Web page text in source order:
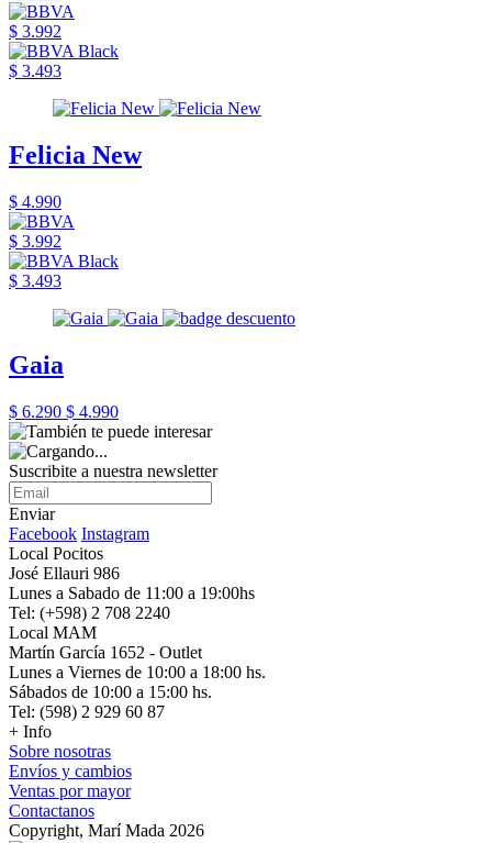
$ 3.992
$ 3.493
Felicia New
$ 4.990
$ 3.992
$ 3.493
Gaia
$ 6.290 $ 4.990
Suscribite a nuestra newsletter
Enviar
Facebook Instagram
Local Pocitos
José Ellauri 986
Lunes a Sabado de 11:00 a 19:00hs
Tel: (+598) 2 708 2240
Local MAM
Martín García 1652 - Outlet
Lunes a Viernes de 10:00 a 18:00 hs.
Sábados de 10:00 a 15:00 hs.
Tel: (598) 2 929 60 87
+ Info
Sobre nosotras
Envíos y cambios
Ventas por mayor
Contactanos
Copyright, Marí Mada 2026